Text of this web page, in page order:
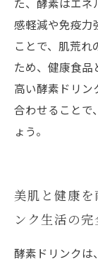
感軽減や免疫力
ことで、肌荒
ため、健康食品
高い酵素ドリン
合わせることで
ょう。
美肌と健康を
ンク生活の完
酵素ドリンクは